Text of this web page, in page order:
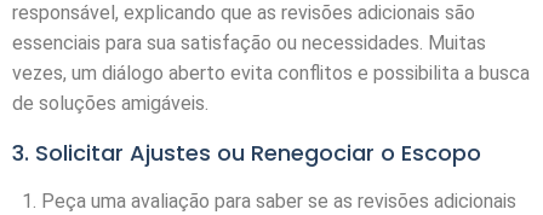
responsável, explicando que as revisões adicionais são
essenciais para sua satisfação ou necessidades. Muitas
vezes, um diálogo aberto evita conflitos e possibilita a busca
de soluções amigáveis.
3. Solicitar Ajustes ou Renegociar o Escopo
Peça uma avaliação para saber se as revisões adicionais